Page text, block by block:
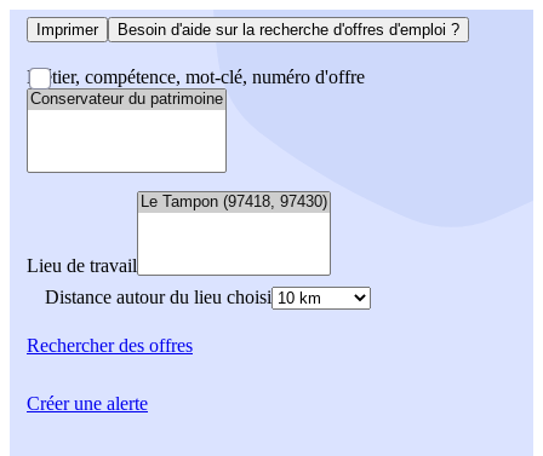
Imprimer Besoin d'aide sur la recherche d'offres d'emploi ?
Métier, compétence, mot-clé, numéro d'offre
Lieu de travail
Distance autour du lieu choisi
Rechercherdes offres
Créer une alerte